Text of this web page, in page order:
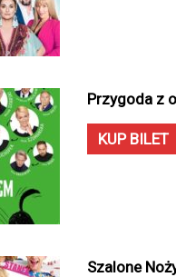
Przygoda z
KUP BILET
Szalone